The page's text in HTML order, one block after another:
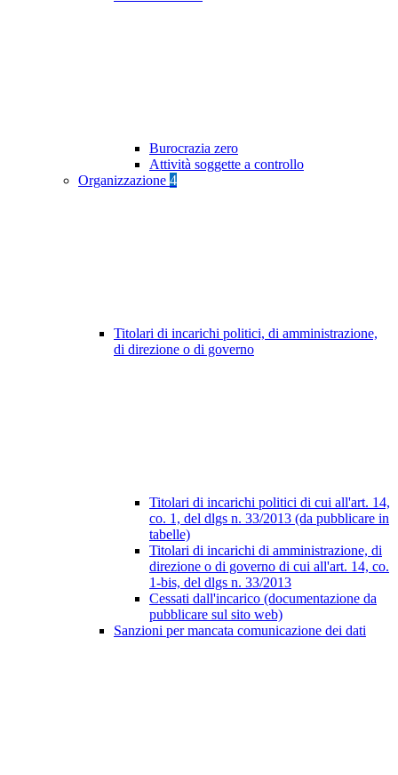
Burocrazia zero
Attività soggette a controllo
Organizzazione 4
Titolari di incarichi politici, di amministrazione,
di direzione o di governo
Titolari di incarichi politici di cui all'art. 14,
co. 1, del dlgs n. 33/2013 (da pubblicare in
tabelle)
Titolari di incarichi di amministrazione, di
direzione o di governo di cui all'art. 14, co.
1-bis, del dlgs n. 33/2013
Cessati dall'incarico (documentazione da
pubblicare sul sito web)
Sanzioni per mancata comunicazione dei dati